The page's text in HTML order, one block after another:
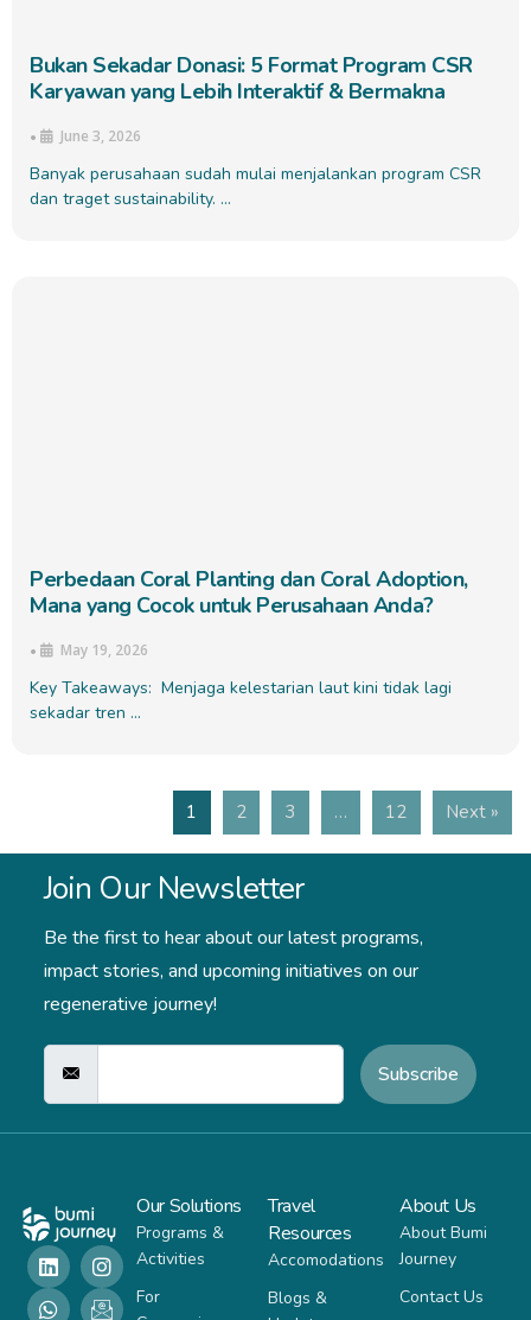
Bukan Sekadar Donasi: 5 Format Program CSR
Karyawan yang Lebih Interaktif & Bermakna
• June 3, 2026
Banyak perusahaan sudah mulai menjalankan program CSR
dan traget sustainability. …
Perbedaan Coral Planting dan Coral Adoption,
Mana yang Cocok untuk Perusahaan Anda?
• May 19, 2026
Key Takeaways: Menjaga kelestarian laut kini tidak lagi
sekadar tren …
1 2 3 … 12 Next »
Join Our Newsletter
Be the first to hear about our latest programs,
impact stories, and upcoming initiatives on our
regenerative journey!
Subscribe
Our Solutions
Programs &
Activities
For
Travel
Resources
Accomodations
Blogs &
About Us
About Bumi
Journey
Contact Us